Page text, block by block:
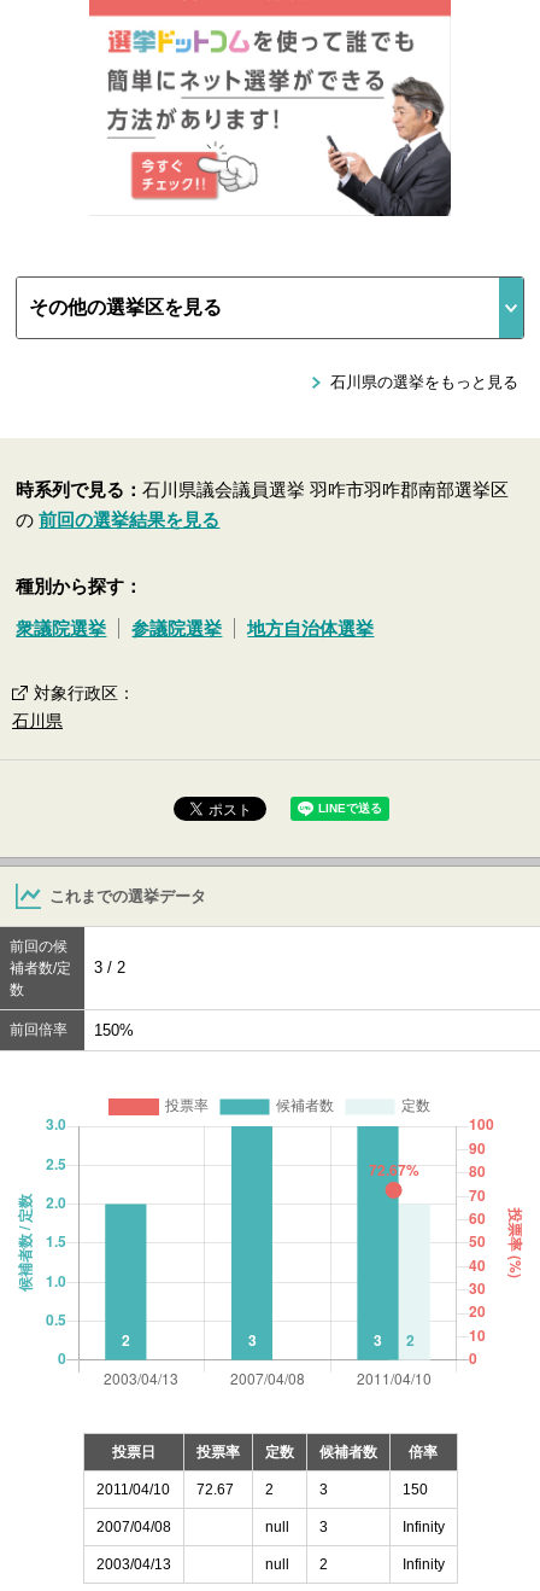
石川県の選挙をもっと見る
時系列で見る：石川県議会議員選挙 羽咋市羽咋郡南部選挙区
の前回の選挙結果を見る
種別から探す：
衆議院選挙 参議院選挙 地方自治体選挙
対象行政区 ：
石川県
これまでの選挙データ
前回の候
補者数/定
数
3 / 2
前回倍率 150%
投票日 投票率 定数 候補者数 倍率
2011/04/10 72.67 2 3 150
2007/04/08 null 3 Infinity
2003/04/13 null 2 Infinity